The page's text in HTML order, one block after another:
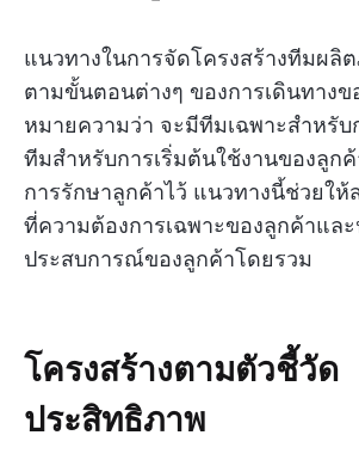
แนวทางในการจัดโครงสร้างทีมผ
ตามขั้นตอนต่างๆ ของการเดินทางข
หมายความว่า จะมีทีมเฉพาะสำหรั
ทีมสำหรับการเริ่มต้นใช้งานของลูก
การรักษาลูกค้าไว้ แนวทางนี้ช่วยให้
ที่ความต้องการเฉพาะของลูกค้าและ
ประสบการณ์ของลูกค้าโดยรวม
โครงสร้างตามตัวชี้วัด
ประสิทธิภาพ